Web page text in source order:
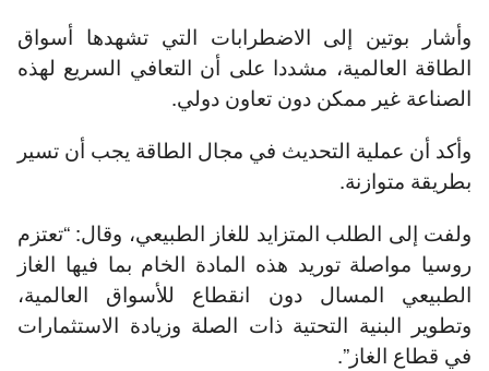
وأشار بوتين إلى الاضطرابات التي تشهدها أسواق
الطاقة العالمية، مشددا على أن التعافي السريع لهذه
الصناعة غير ممكن دون تعاون دولي.
وأكد أن عملية التحديث في مجال الطاقة يجب أن تسير
بطريقة متوازنة.
ولفت إلى الطلب المتزايد للغاز الطبيعي، وقال: “تعتزم
روسيا مواصلة توريد هذه المادة الخام بما فيها الغاز
الطبيعي المسال دون انقطاع للأسواق العالمية،
وتطوير البنية التحتية ذات الصلة وزيادة الاستثمارات
في قطاع الغاز”.